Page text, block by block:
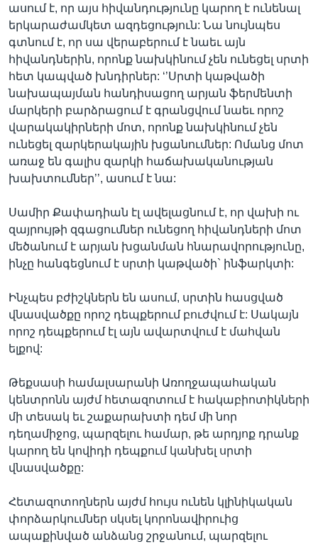
ասում է, որ այս հիվանդությունը կարող է ունենալ
երկարաժամկետ ազդեցություն: Նա նույնպես
գտնում է, որ սա վերաբերում է նաեւ այն
հիվանդներին, որոնք նախկինում չեն ունեցել սրտի
հետ կապված խնդիրներ: ‘’Սրտի կաթվածի
նախապայման հանդիսացող արյան ֆերմենտի
մարկերի բարձրացում է գրանցվում նաեւ որոշ
վարակակիրների մոտ, որոնք նախկինում չեն
ունեցել զարկերակային խցանումներ: Ոմանց մոտ
առաջ են գալիս զարկի հաճախականության
խախտումներ’’, ասում է նա:
Սամիր Քափադիան էլ ավելացնում է, որ վախի ու
զայրույթի զգացումներ ունեցող հիվանդների մոտ
մեծանում է արյան խցանման հնարավորությունը,
ինչը հանգեցնում է սրտի կաթվածի` ինֆարկտի:
Ինչպես բժիշկներն են ասում, սրտին հասցված
վնասվածքը որոշ դեպքերում բուժվում է: Սակայն
որոշ դեպքերում էլ այն ավարտվում է մահվան
ելքով:
Թեքսասի համալսարանի Առողջապահական
կենտրոնն այժմ հետազոտում է հակաբիոտիկների
մի տեսակ եւ շաքարախտի դեմ մի նոր
դեղամիջոց, պարզելու համար, թե արդյոք դրանք
կարող են կովիդի դեպքում կանխել սրտի
վնասվածքը:
Հետազոտողներն այժմ հույս ունեն կլինիկական
փորձարկումներ սկսել կորոնավիրուից
ապաքինված անձանց շրջանում, պարզելու